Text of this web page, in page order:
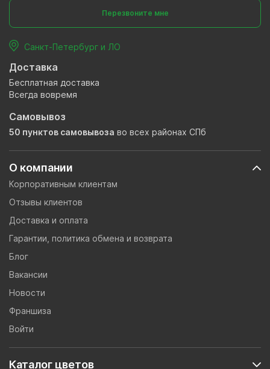
О компании
Корпоративным клиентам
Отзывы клиентов
Доставка и оплата
Гарантии, политика обмена и возврата
Блог
Вакансии
Новости
Франшиза
Войти
Каталог цветов
Перезвоните мне
Санкт-Петербург и ЛО
Доставка
Бесплатная доставка
Всегда вовремя
Самовывоз
50 пунктов самовывоза во всех районах СПб